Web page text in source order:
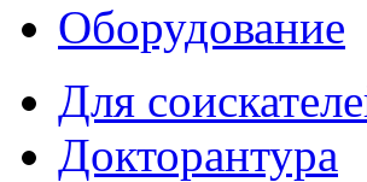
Оборудование
Для
Докторантура